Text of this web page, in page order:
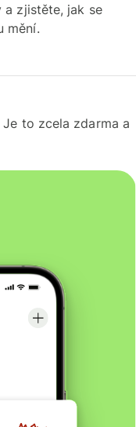
a zjistěte, jak se
mění.
to zcela zdarma a